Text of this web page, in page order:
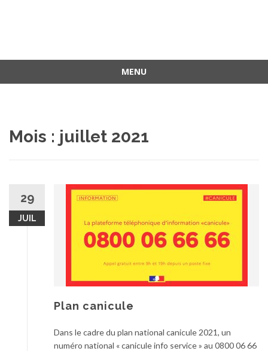
MENU
Mois : juillet 2021
29
JUIL
Plan canicule
Dans le cadre du plan national canicule 2021, un
numéro national « canicule info service » au 0800 06 66